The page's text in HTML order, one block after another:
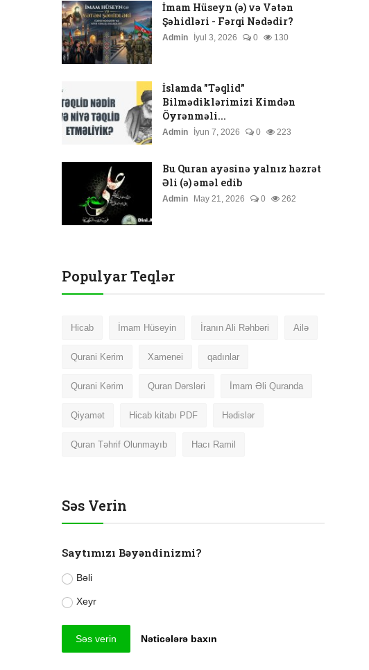
İmam Hüseyn (ə) və Vətən
Şəhidləri - Fərqi Nədədir?
Admin İyul 3, 2026 0 130
İslamda "Təqlid"
Bilmədiklərimizi Kimdən
Öyrənməli...
Admin İyun 7, 2026 0 223
Bu Quran ayəsinə yalnız həzrət
Əli (ə) əməl edib
Admin May 21, 2026 0 262
Populyar Teqlər
Hicab İmam Hüseyin İranın Ali Rəhbəri Ailə
Qurani Kerim Xamenei qadınlar
Qurani Kərim Quran Dərsləri İmam Əli Quranda
Qiyamət Hicab kitabı PDF Hədislər
Quran Təhrif Olunmayıb Hacı Ramil
Səs Verin
Saytımızı Bəyəndinizmi?
Bəli
Xeyr
Səs verin Nəticələrə baxın